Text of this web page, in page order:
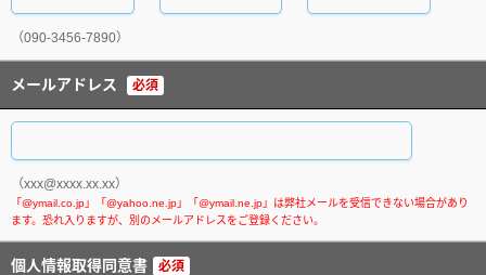
（090-3456-7890）
メールアドレス 必須
（xxx@xxxx.xx.xx）
個人情報取得同意書 必須